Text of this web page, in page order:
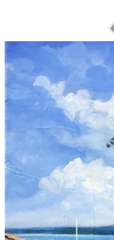
Galeries▼
Vente ▼
Boutique
Contact
Newsletter
BLOG
Français